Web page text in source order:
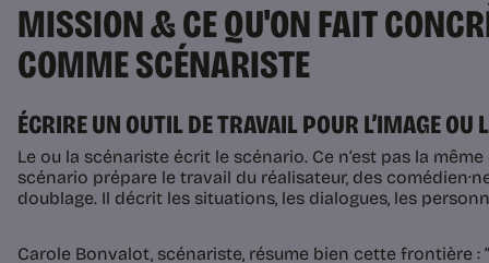
MISSION & CE QU'ON FAIT
COMME SCÉNARISTE
ÉCRIRE UN OUTIL DE TRAVAIL POUR L’IMAGE OU
Le ou la scénariste écrit le scénario. Ce n’est pas la
scénario prépare le travail du réalisateur, des
doublage. Il décrit les situations, les dialogues, les
Carole Bonvalot, scénariste, résume bien cette frontière :